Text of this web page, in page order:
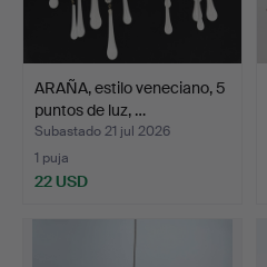
ARAÑA, estilo veneciano, 5
puntos de luz, …
Subastado 21 jul 2026
1 puja
22 USD